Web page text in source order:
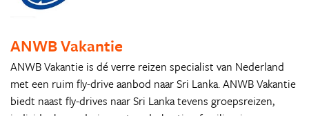
ANWB Vakantie
ANWB Vakantie is dé verre reizen specialist van Nederland
met een ruim fly-drive aanbod naar Sri Lanka. ANWB Vakantie
biedt naast fly-drives naar Sri Lanka tevens groepsreizen,